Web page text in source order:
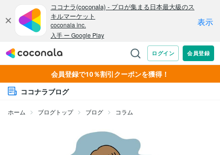
会員登録で10％割引クーポンを獲得！
ココナラブログ
ホーム ブログトップ ブログ コラム